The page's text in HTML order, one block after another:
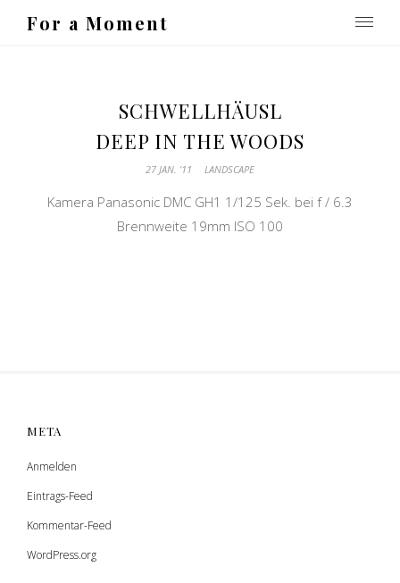
For a Moment
SCHWELLHÄUSL
DEEP IN THE WOODS
27 JAN. ’11 LANDSCAPE
Kamera Panasonic DMC GH1 1/125 Sek. bei f / 6.3
Brennweite 19mm ISO 100
META
Anmelden
Eintrags-Feed
Kommentar-Feed
WordPress.org